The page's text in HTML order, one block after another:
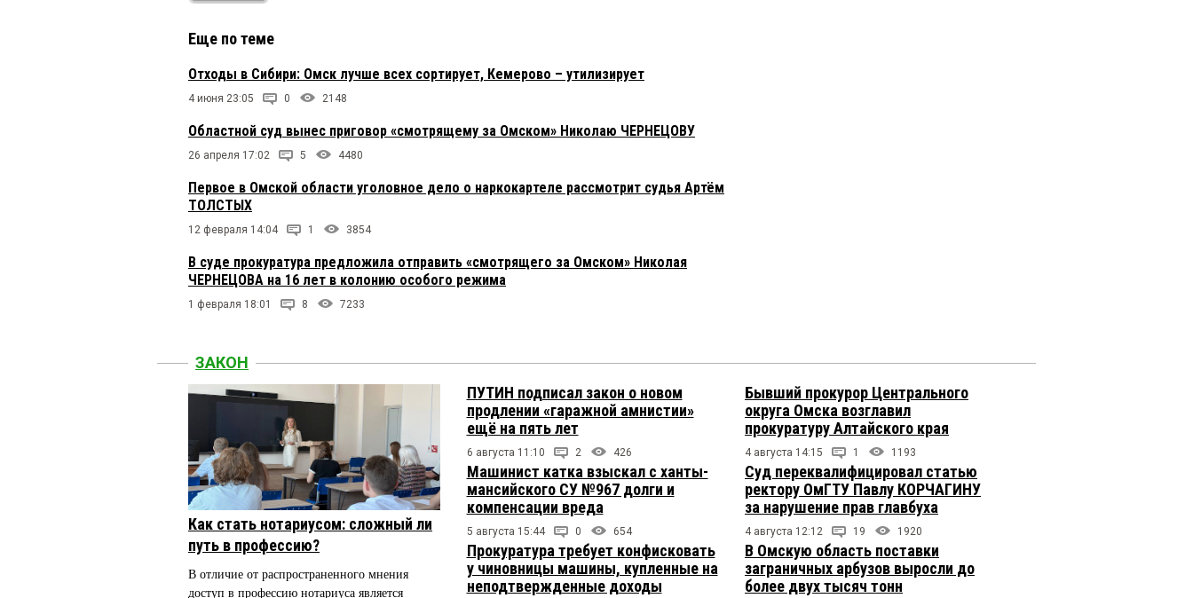
Еще по теме
Отходы в Сибири: Омск лучше всех сортирует, Кемерово – утилизирует
4 июня 23:05 0 2148
Областной суд вынес приговор «смотрящему за Омском» Николаю ЧЕРНЕЦОВУ
26 апреля 17:02 5 4480
Первое в Омской области уголовное дело о наркокартеле рассмотрит судья Артём
ТОЛСТЫХ
12 февраля 14:04 1 3854
В суде прокуратура предложила отправить «смотрящего за Омском» Николая
ЧЕРНЕЦОВА на 16 лет в колонию особого режима
1 февраля 18:01 8 7233
ЗАКОН
Как стать нотариусом: сложный ли
путь в профессию?
В отличие от распространенного мнения
доступ в профессию нотариуса является
ПУТИН подписал закон о новом
продлении «гаражной амнистии»
ещё на пять лет
6 августа 11:10 2 426
Машинист катка взыскал с ханты-
мансийского СУ №967 долги и
компенсации вреда
5 августа 15:44 0 654
Прокуратура требует конфисковать
у чиновницы машины, купленные на
неподтвержденные доходы
Бывший прокурор Центрального
округа Омска возглавил
прокуратуру Алтайского края
4 августа 14:15 1 1193
Суд переквалифицировал статью
ректору ОмГТУ Павлу КОРЧАГИНУ
за нарушение прав главбуха
4 августа 12:12 19 1920
В Омскую область поставки
заграничных арбузов выросли до
более двух тысяч тонн